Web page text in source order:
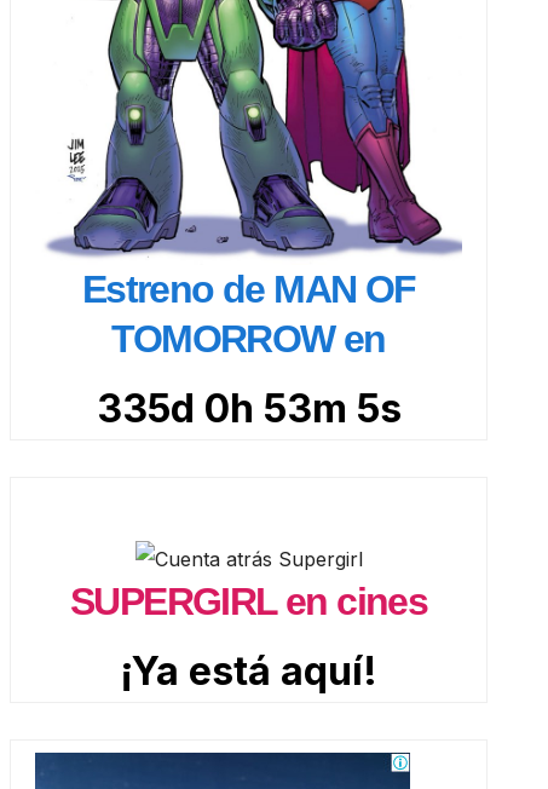
Estreno de MAN OF
TOMORROW en
335d 0h 53m 4s
SUPERGIRL en cines
¡Ya está aquí!